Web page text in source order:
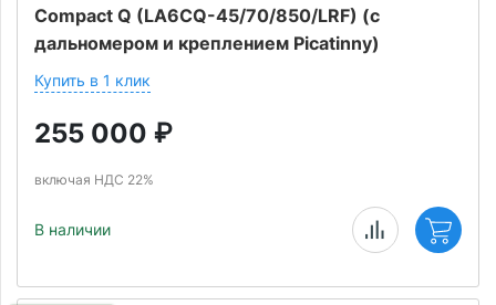
Compact Q (LA6CQ-45/70/850/LRF) (с
дальномером и креплением Picatinny)
Купить в 1 клик
255 000 ₽
включая НДС 22%
В наличии